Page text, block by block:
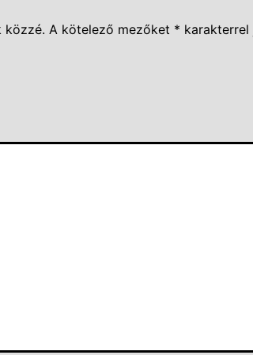
közzé. A kötelező mezőket *